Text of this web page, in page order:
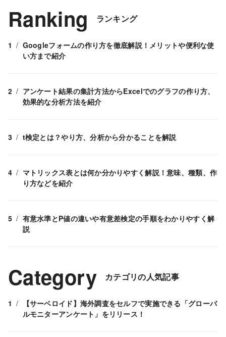
Ranking ランキング
Googleフォームの作り方を徹底解説！メリットや便利な使
い方まで紹介
アンケート結果の集計方法からExcelでのグラフの作り方、
効果的な分析方法を紹介
t検定とは？やり方、分析から分かることを解説
マトリックス表とは何か分かりやすく解説！意味、種類、作
り方などを紹介
有意水準とP値の違いや有意差検定の手順をわかりやすく解
説
Category カテゴリの人気記事
【サーベロイド】海外調査をセルフで実施できる「グローバ
ルモニターアンケート」をリリース！